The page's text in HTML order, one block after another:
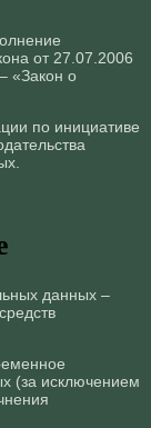
от 27.07.2006
«Закон о
по инициативе
данных –
(за исключением